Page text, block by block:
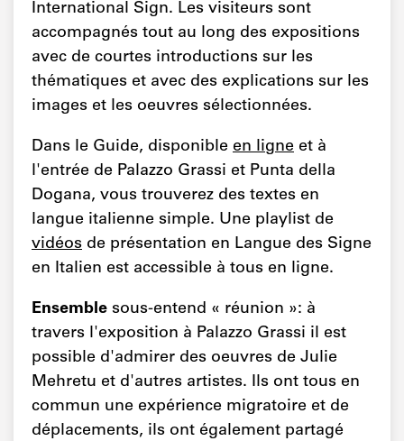
International Sign. Les visiteurs sont
accompagnés tout au long des expositions
avec de courtes introductions sur les
thématiques et avec des explications sur les
images et les oeuvres sélectionnées.
Dans le Guide, disponible en ligne et à
l'entrée de Palazzo Grassi et Punta della
Dogana, vous trouverez des textes en
langue italienne simple. Une playlist de
vidéos de présentation en Langue des Signe
en Italien est accessible à tous en ligne.
Ensemble sous-entend « réunion »: à
travers l'exposition à Palazzo Grassi il est
possible d'admirer des oeuvres de Julie
Mehretu et d'autres artistes. Ils ont tous en
commun une expérience migratoire et de
déplacements, ils ont également partagé